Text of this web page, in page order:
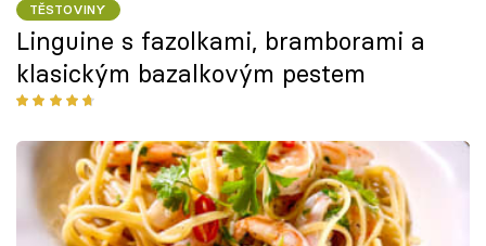
TĚSTOVINY
Linguine s fazolkami, bramborami a
klasickým bazalkovým pestem